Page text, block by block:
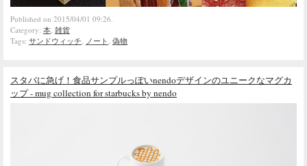
Published on 2015/04/01 09:26.
Category: 本, 雑貨
Tags: サンドウィッチ, ノート, 偽物
スタバに急げ！食品サンプルっぽいnendoデザインのユニークなマグカ
ップ - mug collection for starbucks by nendo